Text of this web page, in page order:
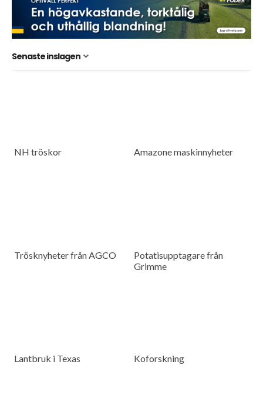
Senaste inslagen
NH tröskor Amazone maskinnyheter
Trösknyheter från AGCO
Potatisupptagare från
Grimme
Lantbruk i Texas Koforskning